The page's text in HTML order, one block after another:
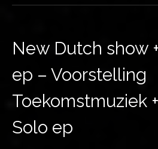
New Dutch show
ep – Voorstelling
Toekomstmuziek
Solo ep